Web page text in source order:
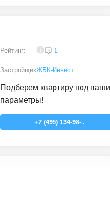
Рейтинг: 1
ЗастройщикЖБК-Инвест
Подберем квартиру под ваши
параметры!
+7 (495) 134-98-..